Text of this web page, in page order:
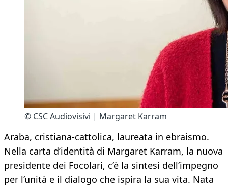
© CSC Audiovisivi | Margaret Karram
Araba, cristiana-cattolica, laureata in ebraismo.
Nella carta d’identità di Margaret Karram, la nuova
presidente dei Focolari, c’è la sintesi dell’impegno
per l’unità e il dialogo che ispira la sua vita. Nata